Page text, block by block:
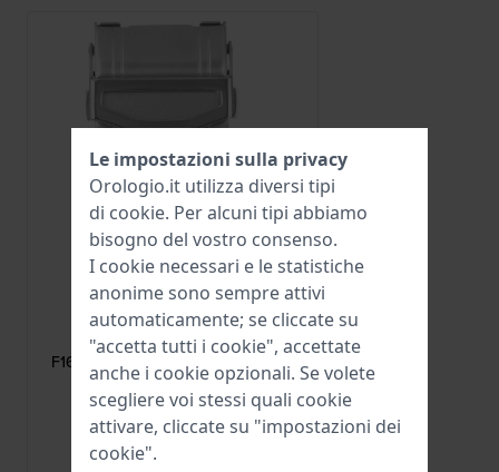
Festina
CI08632
F16775 Fibbia deployante in acciaio
inossidabile da 22 mm
65,00 €
● Disponibile
Le impostazioni sulla privacy
Orologio.it utilizza diversi tipi
di cookie. Per alcuni tipi abbiamo
bisogno del vostro consenso.
I cookie necessari e le statistiche
anonime sono sempre attivi
automaticamente; se cliccate su
"accetta tutti i cookie", accettate
anche i cookie opzionali. Se volete
scegliere voi stessi quali cookie
attivare, cliccate su "impostazioni dei
cookie".